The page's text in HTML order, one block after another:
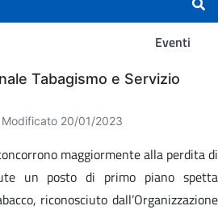
Eventi
Tabagismo e Servizio
Modificato 20/01/2023
maggiormente alla perdita di
un posto di primo piano spetta
riconosciuto dall’Organizzazione